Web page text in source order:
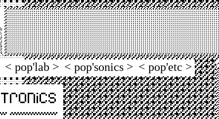
< pop'lab > < pop'sonics > < pop'etc >